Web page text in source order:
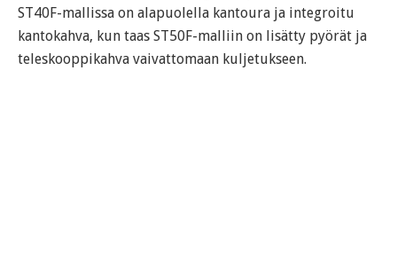
ST40F-mallissa on alapuolella kantoura ja integroitu
kantokahva, kun taas ST50F-malliin on lisätty pyörät ja
teleskooppikahva vaivattomaan kuljetukseen.